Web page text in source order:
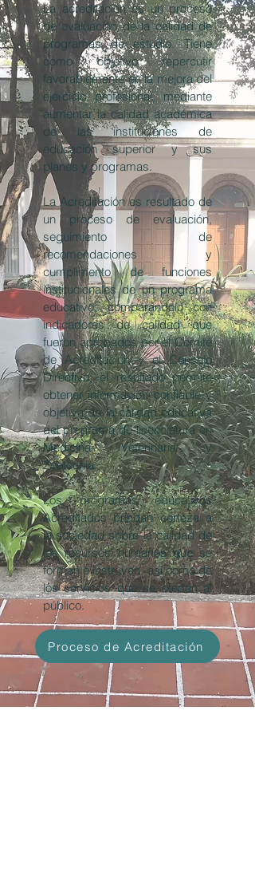
La acreditación es un proceso
de evaluación de la calidad de
programas de estudio. Tiene
como objetivo repercutir
favorablemente en la mejora del
ejercicio profesional, mediante
aumentar la calidad académica
de las instituciones de
educación superior y sus
planes y programas.
La Acreditación es resultado de
un proceso de evaluación,
seguimiento de
recomendaciones y
cumplimento de funciones
institucionales de un programa
educativo, comparándolo con
indicadores de calidad que
fueron aprobados por el Comité
de Acreditación y el Consejo
Directivo; el resultado permite
obtener información confiable y
objetiva de la calidad educativa
del programa de licenciatura en
Medicina Veterinaria y
Zootecnia.
Los programas educativos
Acreditados brindan certeza a
la sociedad sobre la calidad de
los recursos humanos que se
forman e instruyen, así como de
los servicios que se ofertan al
público.
Proceso de Acreditación